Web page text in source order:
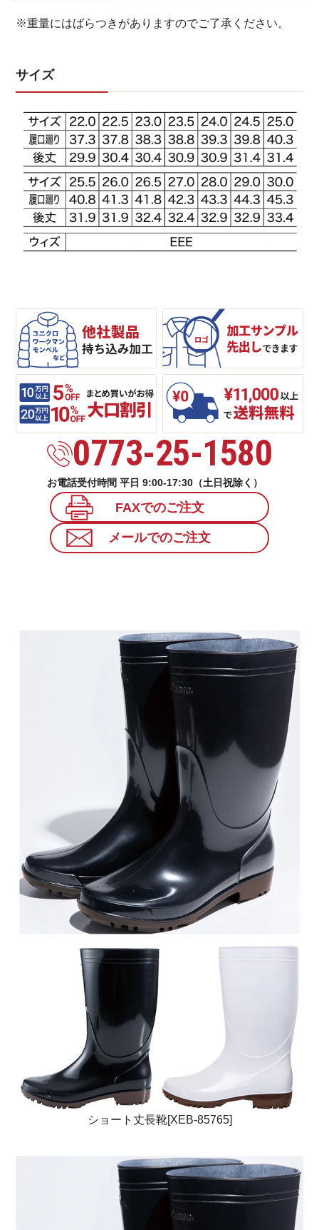
※重量にはばらつきがありますのでご了承ください。
サイズ
0773-25-1580
お電話受付時間 平日 9:00-17:30（土日祝除く）
FAXでのご注文
メールでのご注文
ショート丈長靴[XEB-85765]